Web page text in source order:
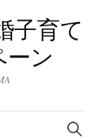
子育て
ン
検
索: